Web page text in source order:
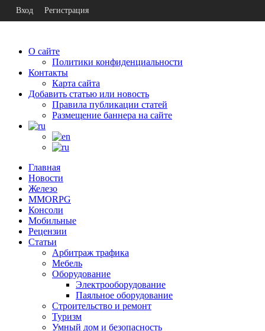
О сайте
Политики конфиденциальности
Контакты
Карта сайта
Добавить статью или новость
Правила публикации статей
Размещение баннера на сайте
Главная
Новости
Железо
MMORPG
Консоли
Мобильные
Рецензии
Статьи
Арбитраж трафика
Мебель
Оборудование
Электрооборудование
Паяльное оборудование
Строительство и ремонт
Туризм
Умный дом и безопасность
Вход Регистрация